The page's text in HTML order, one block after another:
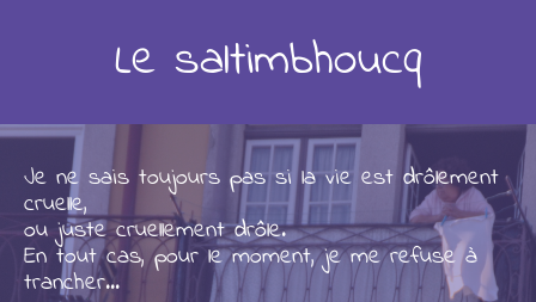
Le saltimbhoucq
Je ne sais toujours pas si la vie est drôlement
cruelle,
ou juste cruellement drôle.
En tout cas, pour le moment, je me refuse à
trancher...